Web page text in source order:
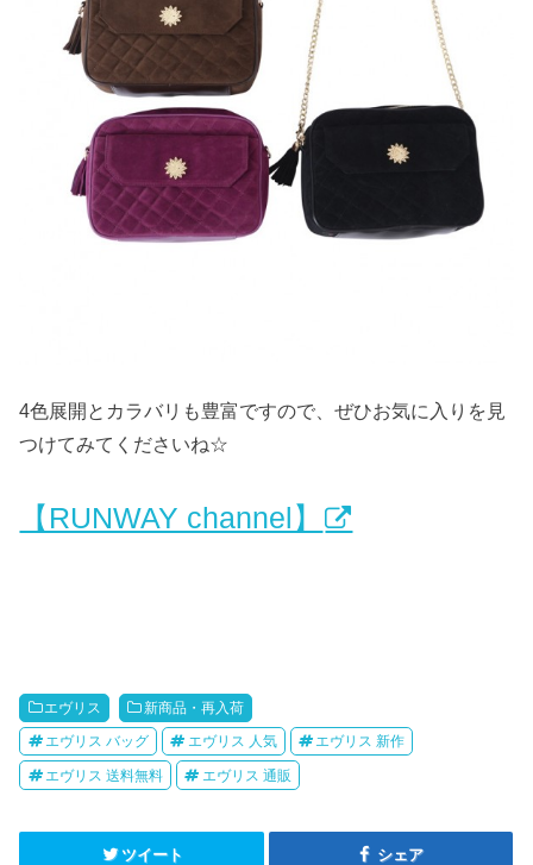
4色展開とカラバリも豊富ですので、ぜひお気に入りを見
つけてみてくださいね☆
【RUNWAY channel】
エヴリス 新商品・再入荷
エヴリス バッグ エヴリス 人気 エヴリス 新作
エヴリス 送料無料 エヴリス 通販
ツイート シェア